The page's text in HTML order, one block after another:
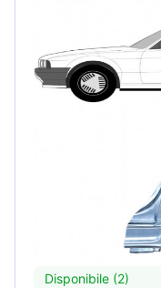
Disponibile (2)